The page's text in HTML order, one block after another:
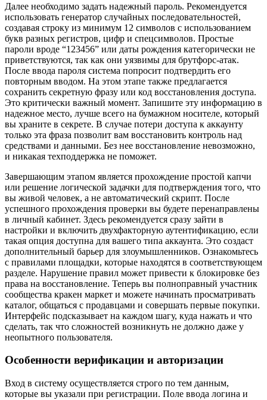
Далее необходимо задать надежный пароль. Рекомендуется
использовать генератор случайных последовательностей,
создавая строку из минимум 12 символов с использованием
букв разных регистров, цифр и спецсимволов. Простые
пароли вроде “123456” или даты рождения категорически не
приветствуются, так как они уязвимы для брутфорс-атак.
После ввода пароля система попросит подтвердить его
повторным вводом. На этом этапе также предлагается
сохранить секретную фразу или код восстановления доступа.
Это критически важный момент. Запишите эту информацию в
надежное место, лучше всего на бумажном носителе, который
вы храните в секрете. В случае потери доступа к аккаунту
только эта фраза позволит вам восстановить контроль над
средствами и данными. Без нее восстановление невозможно,
и никакая техподдержка не поможет.
Завершающим этапом является прохождение простой капчи
или решение логической задачки для подтверждения того, что
вы живой человек, а не автоматический скрипт. После
успешного прохождения проверки вы будете перенаправлены
в личный кабинет. Здесь рекомендуется сразу зайти в
настройки и включить двухфакторную аутентификацию, если
такая опция доступна для вашего типа аккаунта. Это создаст
дополнительный барьер для злоумышленников. Ознакомьтесь
с правилами площадки, которые находятся в соответствующем
разделе. Нарушение правил может привести к блокировке без
права на восстановление. Теперь вы полноправный участник
сообщества кракен маркет и можете начинать просматривать
каталог, общаться с продавцами и совершать первые покупки.
Интерфейс подсказывает на каждом шагу, куда нажать и что
сделать, так что сложностей возникнуть не должно даже у
неопытного пользователя.
Особенности верификации и авторизации
Вход в систему осуществляется строго по тем данным,
которые вы указали при регистрации. Поле ввода логина и